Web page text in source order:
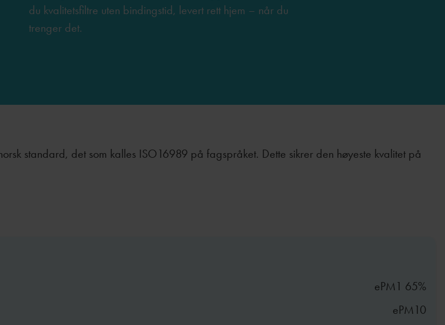
du kvalitetsfiltre uten bindingstid, levert rett hjem – når du
trenger det.
standard, det som kalles ISO16989 på fagspråket. Dette sikrer den høyeste kvalitet på
ePM1 65%
ePM10